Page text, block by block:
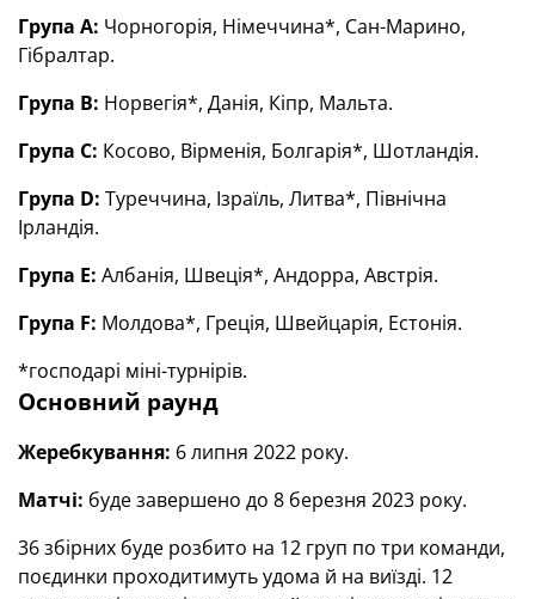
Група А: Чорногорія, Німеччина*, Сан-Марино,
Гібралтар.
Група В: Норвегія*, Данія, Кіпр, Мальта.
Група С: Косово, Вірменія, Болгарія*, Шотландія.
Група D: Туреччина, Ізраїль, Литва*, Північна
Ірландія.
Група E: Албанія, Швеція*, Андорра, Австрія.
Група F: Молдова*, Греція, Швейцарія, Естонія.
*господарі міні-турнірів.
Основний раунд
Жеребкування: 6 липня 2022 року.
Матчі: буде завершено до 8 березня 2023 року.
36 збірних буде розбито на 12 груп по три команди,
поєдинки проходитимуть удома й на виїзді. 12